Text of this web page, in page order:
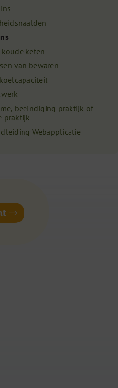
keten
van bewaren
beëindiging praktijk of
praktijk
Webapplicatie